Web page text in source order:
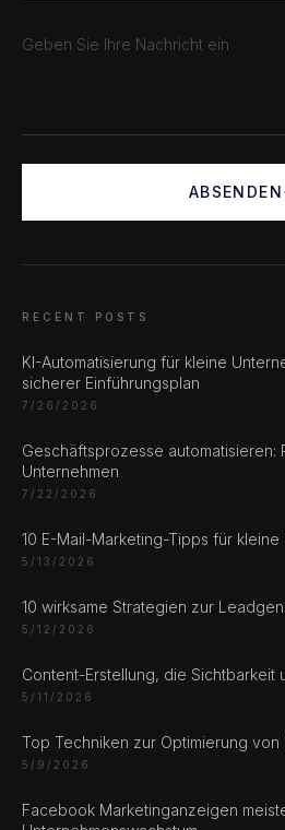
ABSENDEN
RECENT POSTS
KI-Automatisierung für kleine
sicherer Einführungsplan
7/26/2026
Geschäftsprozesse automatisieren:
Unternehmen
7/22/2026
10 E-Mail-Marketing-Tipps für kleine
5/13/2026
10 wirksame Strategien zur
5/12/2026
Content-Erstellung, die Sichtbarkeit
5/11/2026
Top Techniken zur Optimierung
5/9/2026
Facebook Marketinganzeigen
Engert &